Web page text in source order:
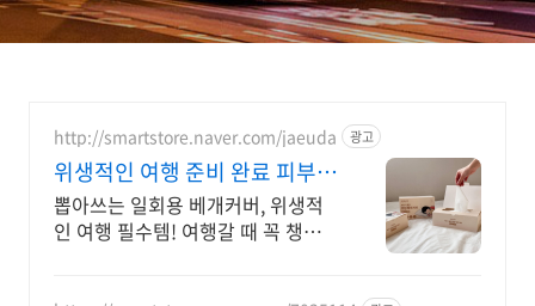
http://smartstore.naver.com/jaeuda 광고
위생적인 여행 준비 완료 피부트
러블에 좋은 베개커버
뽑아쓰는 일회용 베개커버, 위생적
인 여행 필수템! 여행갈 때 꼭 챙기